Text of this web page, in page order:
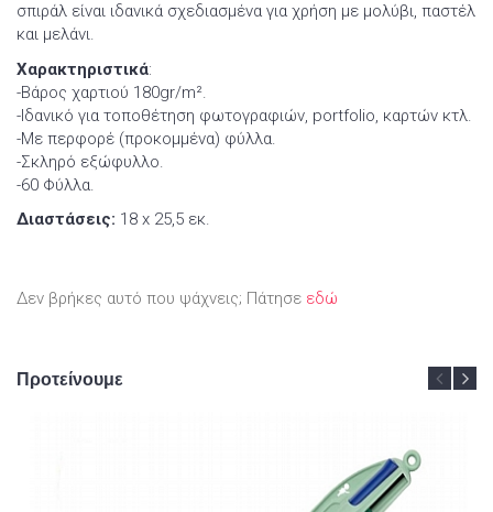
σπιράλ είναι ιδανικά σχεδιασμένα για χρήση με μολύβι, παστέλ
και μελάνι.
Χαρακτηριστικά:
-Βάρος χαρτιού 180gr/m².
-Ιδανικό για τοποθέτηση φωτογραφιών, portfolio, καρτών κτλ.
-Με περφορέ (προκομμένα) φύλλα.
-Σκληρό εξώφυλλο.
-60 Φύλλα.
Διαστάσεις: 18 x 25,5 εκ.
Δεν βρήκες αυτό που ψάχνεις; Πάτησε εδώ
Προτείνουμε